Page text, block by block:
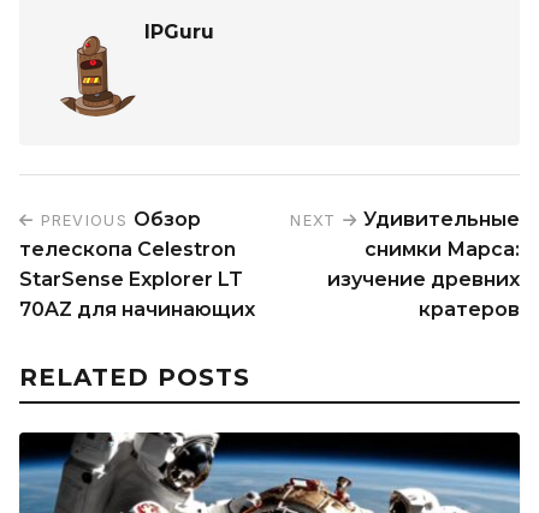
IPGuru
PREVIOUS Обзор
телескопа Celestron
StarSense Explorer LT
70AZ для начинающих
NEXT
Удивительные
снимки Марса:
изучение древних
кратеров
RELATED POSTS